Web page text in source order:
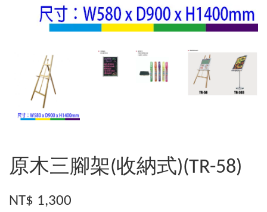
原木三腳架(收納式)(TR-58)
NT$ 1,300